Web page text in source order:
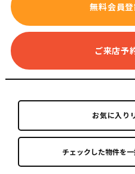
無料会員
ご来店予
お気に入り